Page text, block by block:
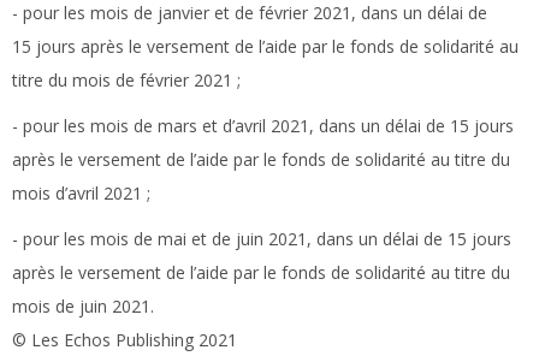
- pour les mois de janvier et de février 2021, dans un délai de
15 jours après le versement de l’aide par le fonds de solidarité au
titre du mois de février 2021 ;
- pour les mois de mars et d’avril 2021, dans un délai de 15 jours
après le versement de l’aide par le fonds de solidarité au titre du
mois d’avril 2021 ;
- pour les mois de mai et de juin 2021, dans un délai de 15 jours
après le versement de l’aide par le fonds de solidarité au titre du
mois de juin 2021.
© Les Echos Publishing 2021